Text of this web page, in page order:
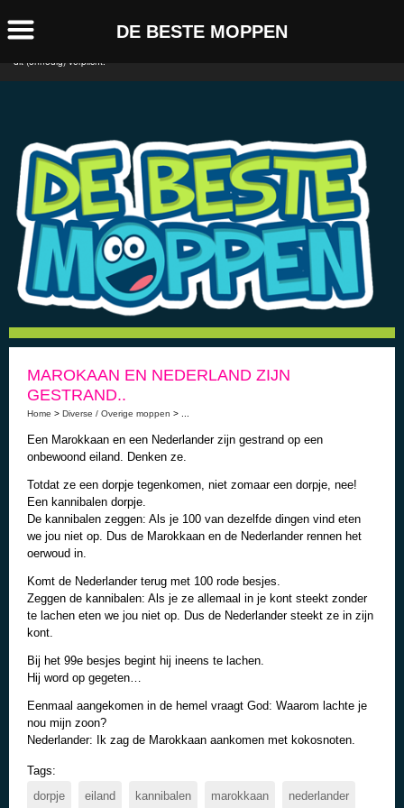
Deze website maakt gebruik van Cookies. Deze cookies
worden gebruikt om de website te analyseren en te
dit (onnodig) verplicht.
MAROKAAN EN NEDERLAND ZIJN
GESTRAND..
Home > Diverse / Overige moppen > ...
Een Marokkaan en een Nederlander zijn gestrand op een
onbewoond eiland. Denken ze.
Totdat ze een dorpje tegenkomen, niet zomaar een dorpje, nee!
Een kannibalen dorpje.
De kannibalen zeggen: Als je 100 van dezelfde dingen vind eten
we jou niet op. Dus de Marokkaan en de Nederlander rennen het
oerwoud in.
Komt de Nederlander terug met 100 rode besjes.
Zeggen de kannibalen: Als je ze allemaal in je kont steekt zonder
te lachen eten we jou niet op. Dus de Nederlander steekt ze in zijn
kont.
Bij het 99e besjes begint hij ineens te lachen.
Hij word op gegeten…
Eenmaal aangekomen in de hemel vraagt God: Waarom lachte je
nou mijn zoon?
Nederlander: Ik zag de Marokkaan aankomen met kokosnoten.
Tags:
dorpje
eiland kannibalen marokkaan nederlander
DE BESTE MOPPEN